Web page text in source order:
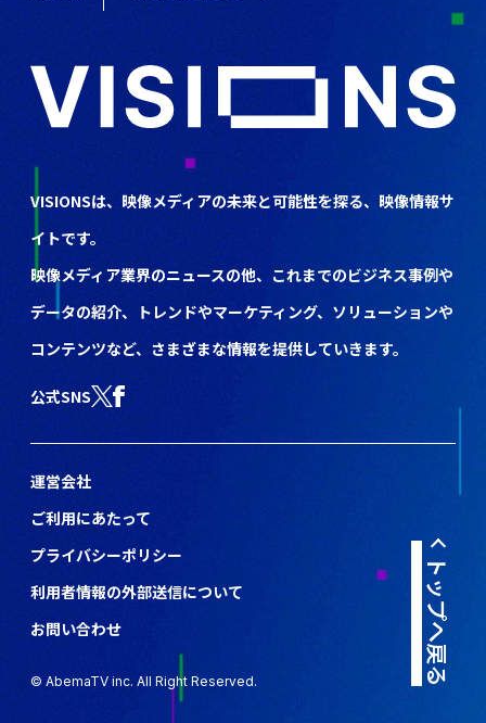
トップへ戻る
VISIONSは、映像メディアの未来と可能性を探る、映像情報サ
イトです。
映像メディア業界のニュースの他、これまでのビジネス事例や
データの紹介、トレンドやマーケティング、ソリューションや
コンテンツなど、さまざまな情報を提供していきます。
公式SNS
運営会社
ご利用にあたって
プライバシーポリシー
利用者情報の外部送信について
お問い合わせ
© AbemaTV inc. All Right Reserved.